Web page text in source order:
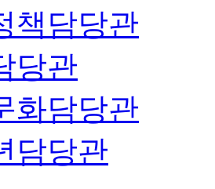
책담당관
당관
화담당관
담당관